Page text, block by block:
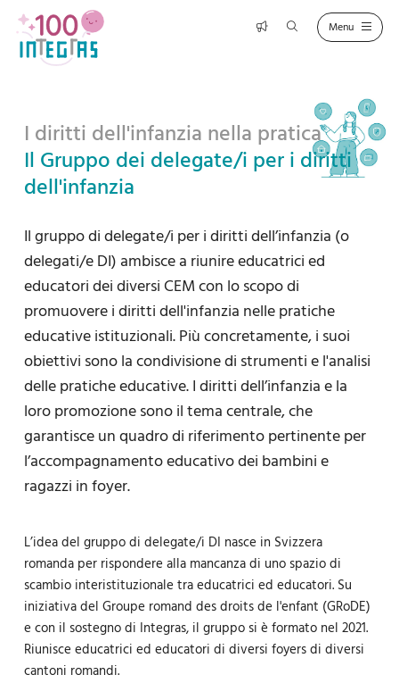
I diritti dell'infanzia nella pratica
Il Gruppo dei delegate/i per i diritti
dell'infanzia
Il gruppo di delegate/i per i diritti dell’infanzia (o
delegati/e DI) ambisce a riunire educatrici ed
educatori dei diversi CEM con lo scopo di
promuovere i diritti dell'infanzia nelle pratiche
educative istituzionali. Più concretamente, i suoi
obiettivi sono la condivisione di strumenti e l'analisi
delle pratiche educative. I diritti dell’infanzia e la
loro promozione sono il tema centrale, che
garantisce un quadro di riferimento pertinente per
l’accompagnamento educativo dei bambini e
ragazzi in foyer.
L’idea del gruppo di delegate/i DI nasce in Svizzera
romanda per rispondere alla mancanza di uno spazio di
scambio interistituzionale tra educatrici ed educatori. Su
iniziativa del Groupe romand des droits de l'enfant (GRoDE)
e con il sostegno di Integras, il gruppo si è formato nel 2021.
Riunisce educatrici ed educatori di diversi foyers di diversi
cantoni romandi.